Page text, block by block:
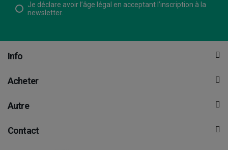
Je déclare avoir l’âge légal en acceptant l’inscription à la
newsletter.
Info
Acheter
Autre
Contact